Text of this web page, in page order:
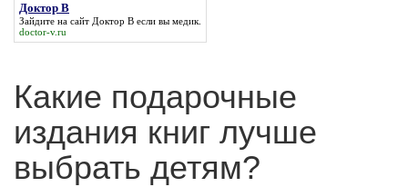
Доктор В
Зайдите на сайт Доктор В если вы медик.
doctor-v.ru
Какие подарочные
издания книг лучше
выбрать детям?